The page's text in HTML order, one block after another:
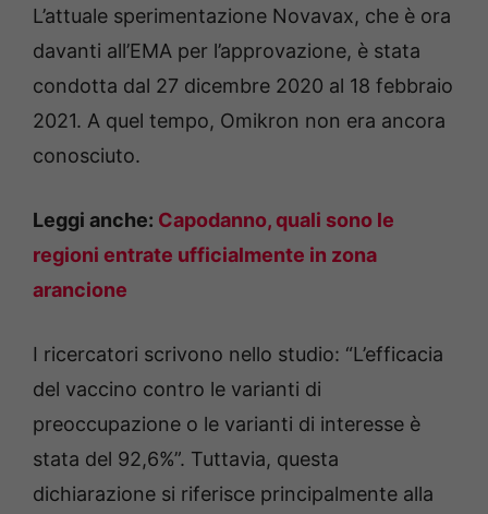
L’attuale sperimentazione Novavax, che è ora
davanti all’EMA per l’approvazione, è stata
condotta dal 27 dicembre 2020 al 18 febbraio
2021. A quel tempo, Omikron non era ancora
conosciuto.
Leggi anche: Capodanno, quali sono le
regioni entrate ufficialmente in zona
arancione
I ricercatori scrivono nello studio: “L’efficacia
del vaccino contro le varianti di
preoccupazione o le varianti di interesse è
stata del 92,6%”. Tuttavia, questa
dichiarazione si riferisce principalmente alla